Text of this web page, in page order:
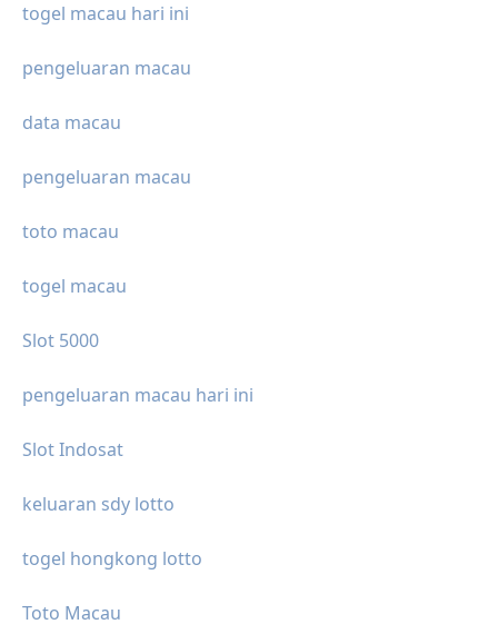
togel macau hari ini
pengeluaran macau
data macau
pengeluaran macau
toto macau
togel macau
Slot 5000
pengeluaran macau hari ini
Slot Indosat
keluaran sdy lotto
togel hongkong lotto
Toto Macau